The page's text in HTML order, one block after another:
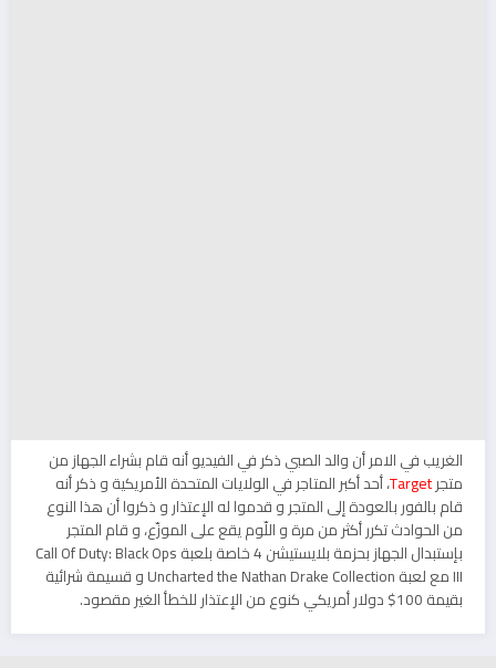
الغريب في الامر أن والد الصبي ذكر في الفيديو أنه قام بشراء الجهاز من
متجرTarget، أحد أكبر المتاجر في الولايات المتحدة الأمريكية و ذكر أنه
قام بالفور بالعودة إلى المتجر و قدموا له الإعتذار و ذكروا أن هذا النوع
من الحوادث تكرر أكثر من مرة و اللّوم يقع على الموزّع، و قام المتجر
بإستبدال الجهاز بحزمة بلايستيشن 4 خاصة بلعبة Call Of Duty: Black Ops
III مع لعبة Uncharted the Nathan Drake Collection و قسيمة شرائية
بقيمة 100$ دولار أمريكي كنوع من الإعتذار للخطأ الغير مقصود.